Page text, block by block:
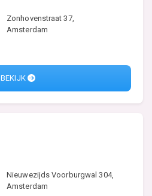
Zonhovenstraat 37,
Amsterdam
BEKIJK
Nieuwezijds Voorburgwal 304,
Amsterdam